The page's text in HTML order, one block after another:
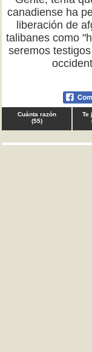
canadiense ha
liberación de
talibanes como
seremos
Cuánta razón
(55)
Te